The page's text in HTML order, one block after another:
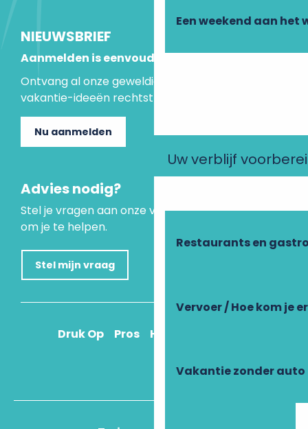
Een weekend aan het
Uw verblijf
Restaurants en
Vervoer / Hoe kom je
Vakantie zonder auto
NIEUWSBRIEF
Aanmelden is eenvoudig
Ontvang al onze geweldige aanbiedingen en
vakantie-ideeën rechtstreeks in je inbox.
Nu aanmelden
Advies nodig?
Stel je vragen aan onze virtuele assistent, die er is
om je te helpen.
Stel mijn vraag
Druk Op Pros Hoe kom ik daar?